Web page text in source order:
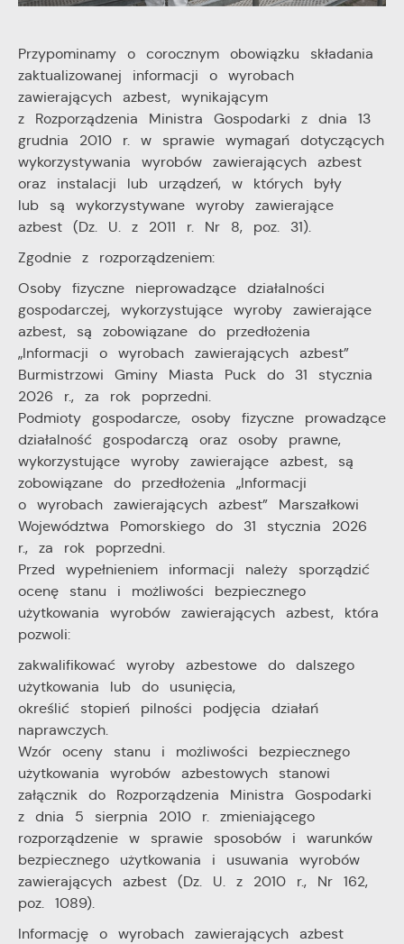
Przypominamy o corocznym obowiązku składania
zaktualizowanej informacji o wyrobach
zawierających azbest, wynikającym
z Rozporządzenia Ministra Gospodarki z dnia 13
grudnia 2010 r. w sprawie wymagań dotyczących
wykorzystywania wyrobów zawierających azbest
oraz instalacji lub urządzeń, w których były
lub są wykorzystywane wyroby zawierające
azbest (Dz. U. z 2011 r. Nr 8, poz. 31).
Zgodnie z rozporządzeniem:
Osoby fizyczne nieprowadzące działalności
gospodarczej, wykorzystujące wyroby zawierające
azbest, są zobowiązane do przedłożenia
„Informacji o wyrobach zawierających azbest”
Burmistrzowi Gminy Miasta Puck do 31 stycznia
2026 r., za rok poprzedni.
Podmioty gospodarcze, osoby fizyczne prowadzące
działalność gospodarczą oraz osoby prawne,
wykorzystujące wyroby zawierające azbest, są
zobowiązane do przedłożenia „Informacji
o wyrobach zawierających azbest” Marszałkowi
Województwa Pomorskiego do 31 stycznia 2026
r., za rok poprzedni.
Przed wypełnieniem informacji należy sporządzić
ocenę stanu i możliwości bezpiecznego
użytkowania wyrobów zawierających azbest, która
pozwoli:
zakwalifikować wyroby azbestowe do dalszego
użytkowania lub do usunięcia,
określić stopień pilności podjęcia działań
naprawczych.
Wzór oceny stanu i możliwości bezpiecznego
użytkowania wyrobów azbestowych stanowi
załącznik do Rozporządzenia Ministra Gospodarki
z dnia 5 sierpnia 2010 r. zmieniającego
rozporządzenie w sprawie sposobów i warunków
bezpiecznego użytkowania i usuwania wyrobów
zawierających azbest (Dz. U. z 2010 r., Nr 162,
poz. 1089).
Informację o wyrobach zawierających azbest
upodobań oraz Twoich zwyczajów dotyczących
mogą pojawić się na stronach podmiotów trzecich lub
firm będących naszymi partnerami oraz innych
dostawców usług. Firmy te działają w charakterze
pośredników prezentujących nasze treści w postaci
wiadomości, ofert, komunikatów mediów
społecznościowych.